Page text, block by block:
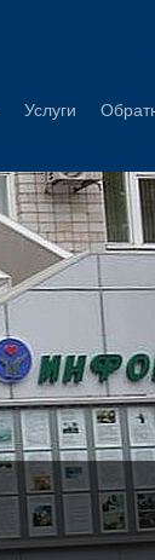
Услуги